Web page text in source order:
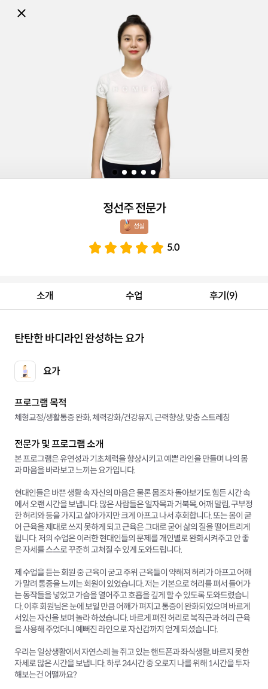
소개 수업 후기(9)
탄탄한 바디라인 완성하는 요가
요가
프로그램 목적
체형교정/생활통증 완화, 체력강화/건강유지, 근력향상, 맞춤 스트레칭
전문가 및 프로그램 소개
본 프로그램은 유연성과 기초체력을 향상시키고 예쁜 라인을 만들며 나의 몸
과 마음을 바라보고 느끼는 요가입니다.
현대인들은 바쁜 생활 속 자신의 마음은 물론 몸조차 돌아보기도 힘든 시간 속
에서 오랜 시간을 보냅니다. 많은 사람들은 일자목과 거북목, 어깨 말림, 구부정
한 허리와 등을 가지고 살아가지만 크게 아프고 나서 후회합니다. 또는 몸이 굳
어 근육을 제대로 쓰지 못하게 되고 근육은 그대로 굳어 삶의 질을 떨어트리게
됩니다. 저의 수업은 이러한 현대인들의 문제를 개인별로 완화시켜주고 안 좋
은 자세를 스스로 꾸준히 고쳐질 수 있게 도와드립니다.
제 수업을 듣는 회원 중 근육이 굳고 주위 근육들이 약해져 허리가 아프고 어깨
가 말려 통증을 느끼는 회원이 있었습니다. 저는 기본으로 허리를 펴서 들어가
는 동작들을 넣었고 가슴을 열어주고 호흡을 깊게 할 수 있도록 도와드렸습니
다. 이후 회원님은 눈에 보일 만큼 어깨가 펴지고 통증이 완화되었으며 바르게
서있는 자신을 보며 놀라 하셨습니다. 바르게 펴진 허리로 복직근과 허리 근육
을 사용해 주었더니 예뻐진 라인으로 자신감까지 얻게 되셨습니다.
우리는 일상생활에서 자연스레 늘 쥐고 있는 핸드폰과 좌식생활, 바르지 못한
자세로 많은 시간을 보냅니다. 하루 24시간 중 오로지 나를 위해 1시간을 투자
해보는건 어떨까요?
정선주 전문가
성실
5.0